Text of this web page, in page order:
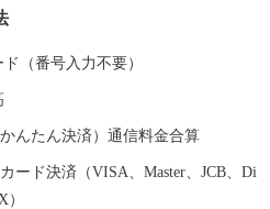
や果物狩り、スキーなど、四季を通じ
山形県は、全ての市町村に温泉が湧出
囲まれた温泉、近代的な大型旅館が立
の温泉、海沿いの温泉など、様々なタ
ド（番号入力不要）
かんたん決済）通信料金合算
ード決済（VISA、Master、JCB、Di